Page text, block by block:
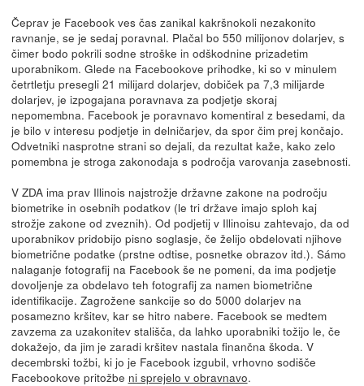
Čeprav je Facebook ves čas zanikal kakršnokoli nezakonito
ravnanje, se je sedaj poravnal. Plačal bo 550 milijonov dolarjev, s
čimer bodo pokrili sodne stroške in odškodnine prizadetim
uporabnikom. Glede na Facebookove prihodke, ki so v minulem
četrtletju presegli 21 milijard dolarjev, dobiček pa 7,3 milijarde
dolarjev, je izpogajana poravnava za podjetje skoraj
nepomembna. Facebook je poravnavo komentiral z besedami, da
je bilo v interesu podjetje in delničarjev, da spor čim prej končajo.
Odvetniki nasprotne strani so dejali, da rezultat kaže, kako zelo
pomembna je stroga zakonodaja s področja varovanja zasebnosti.
V ZDA ima prav Illinois najstrožje državne zakone na področju
biometrike in osebnih podatkov (le tri države imajo sploh kaj
strožje zakone od zveznih). Od podjetij v Illinoisu zahtevajo, da od
uporabnikov pridobijo pisno soglasje, če želijo obdelovati njihove
biometrične podatke (prstne odtise, posnetke obrazov itd.). Sámo
nalaganje fotografij na Facebook še ne pomeni, da ima podjetje
dovoljenje za obdelavo teh fotografij za namen biometrične
identifikacije. Zagrožene sankcije so do 5000 dolarjev na
posamezno kršitev, kar se hitro nabere. Facebook se medtem
zavzema za uzakonitev stališča, da lahko uporabniki tožijo le, če
dokažejo, da jim je zaradi kršitev nastala finančna škoda. V
decembrski tožbi, ki jo je Facebook izgubil, vrhovno sodišče
Facebookove pritožbe ni sprejelo v obravnavo.